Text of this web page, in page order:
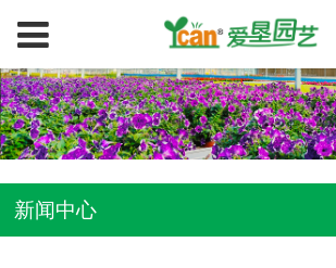
新闻中心